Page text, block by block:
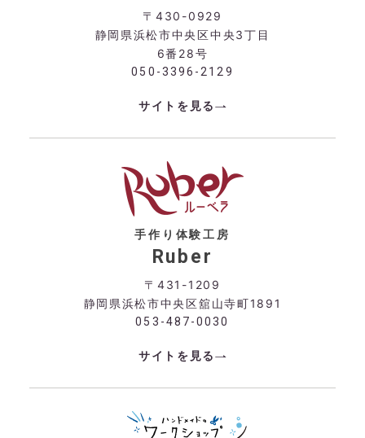
〒430-0929
静岡県浜松市中央区中央3丁目
6番28号
050-3396-2129
サイトを見る
手作り体験工房
Ruber
〒431-1209
静岡県浜松市中央区舘山寺町1891
053-487-0030
サイトを見る